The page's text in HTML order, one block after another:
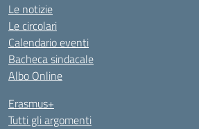
Le notizie
Le circolari
Calendario eventi
Bacheca sindacale
Albo Online
Erasmus+
Tutti gli argomenti